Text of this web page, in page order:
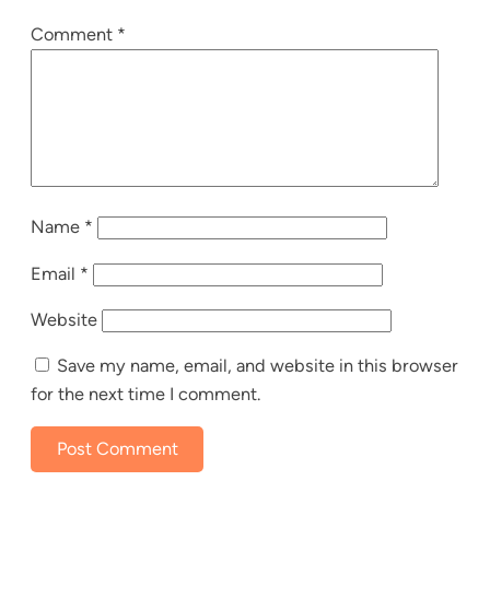
Comment *
Name *
Email *
Website
Save my name, email, and website in this browser
for the next time I comment.